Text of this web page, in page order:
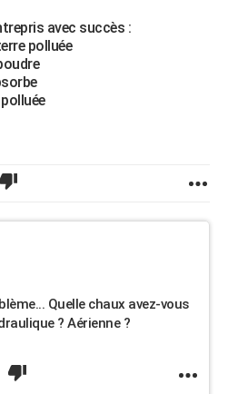
avec succès :
polluée
Quelle chaux avez-vous
? Aérienne ?